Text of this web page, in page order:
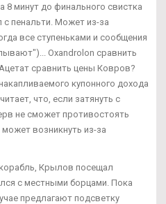
8 минут до финального свистка
с пенальти. Может из-за
все ступеньками и сообщения
Oxandrolon сравнить
сравнить цены Ковров?
купонного дохода
что, если затянуть с
не сможет противостоять
возникнуть из-за
Крылов посещал
с местными борцами. Пока
предлагают подсветку